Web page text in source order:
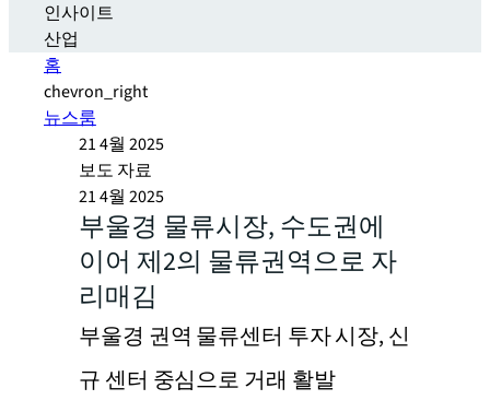
인사이트
산업
홈
chevron_right
뉴스룸
21 4월 2025
보도 자료
21 4월 2025
부울경 물류시장, 수도권에
이어 제2의 물류권역으로 자
리매김
부울경 권역 물류센터 투자 시장, 신
규 센터 중심으로 거래 활발